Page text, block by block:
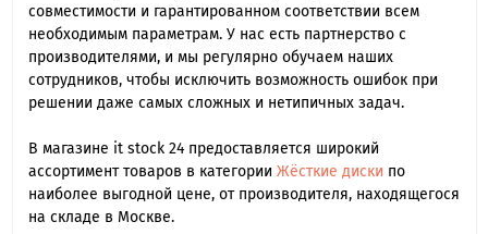
совместимости и гарантированном соответствии всем
необходимым параметрам. У нас есть партнерство с
производителями, и мы регулярно обучаем наших
сотрудников, чтобы исключить возможность ошибок при
решении даже самых сложных и нетипичных задач.
В магазине it stock 24 предоставляется широкий
ассортимент товаров в категории Жёсткие диски по
наиболее выгодной цене, от производителя, находящегося
на складе в Москве.